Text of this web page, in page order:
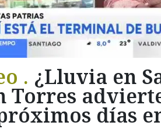
. ¿Lluvia en
Torres
días